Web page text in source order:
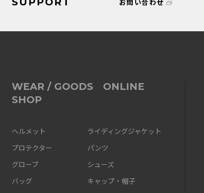
WEAR / GOODS ONLINE
SHOP
ヘルメット
ライディングジャケット
プロテクター
パンツ
グローブ
シューズ
バッグ
キャップ・帽子